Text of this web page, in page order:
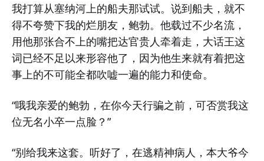
我打算从塞纳河上的船夫那试试。说到船夫，就不
得不夸赞下我的烂朋友，鲍勃。他载过不少名流，
用他那张合不上的嘴把达官贵人牵着走，大话王这
词已经不足以来形容他了，因为他生来就有着把这
事上的不可能全都吹嘘一遍的能力和使命。
“哦我亲爱的鲍勃，在你今天行骗之前，可否赏我这
位无名小卒一点脸？”
“别给我来这套。听好了，在逃精神病人，本大爷今